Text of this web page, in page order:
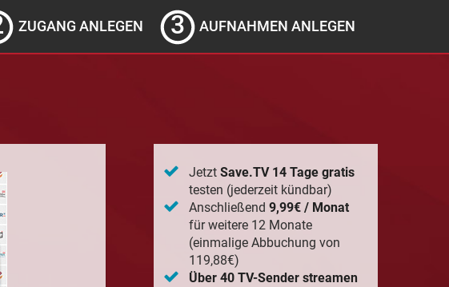
ZUGANG ANLEGEN AUFNAHMEN ANLEGEN
Jetzt Save.TV 14 Tage gratis
testen (jederzeit kündbar)
Anschließend 9,99€ / Monat
für weitere 12 Monate
(einmalige Abbuchung von
119,88€)
Über 40 TV-Sender streamen